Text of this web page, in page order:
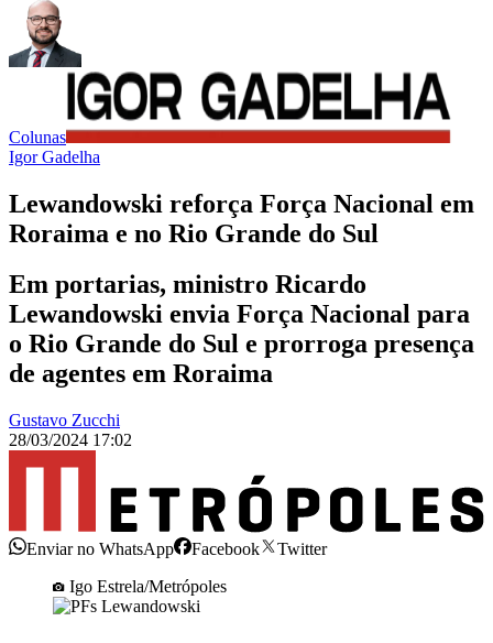
Colunas
Igor Gadelha
Lewandowski reforça Força Nacional em
Roraima e no Rio Grande do Sul
Em portarias, ministro Ricardo
Lewandowski envia Força Nacional para
o Rio Grande do Sul e prorroga presença
de agentes em Roraima
Gustavo Zucchi
28/03/2024 17:02
Enviar no WhatsApp Facebook
Twitter
Igo Estrela/Metrópoles